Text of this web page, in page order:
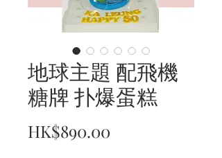
地球主題 配飛機
糖牌 扑爆蛋糕
HK$890.00